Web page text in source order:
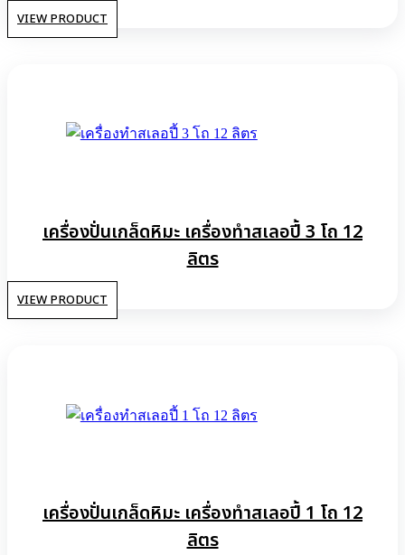
VIEW PRODUCT
เครื่องปั่นเกล็ดหิมะ เครื่องทําสเลอปี้ 3 โถ 12
ลิตร
VIEW PRODUCT
เครื่องปั่นเกล็ดหิมะ เครื่องทําสเลอปี้ 1 โถ 12
ลิตร